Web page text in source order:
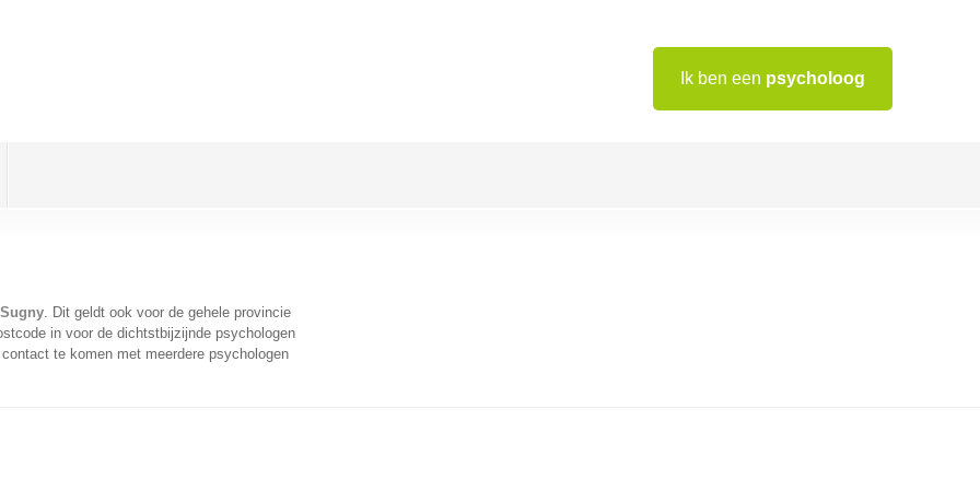
Ik ben een psycholoog
. Dit geldt ook voor de gehele provincie
in voor de dichtstbijzijnde psychologen
te komen met meerdere psychologen